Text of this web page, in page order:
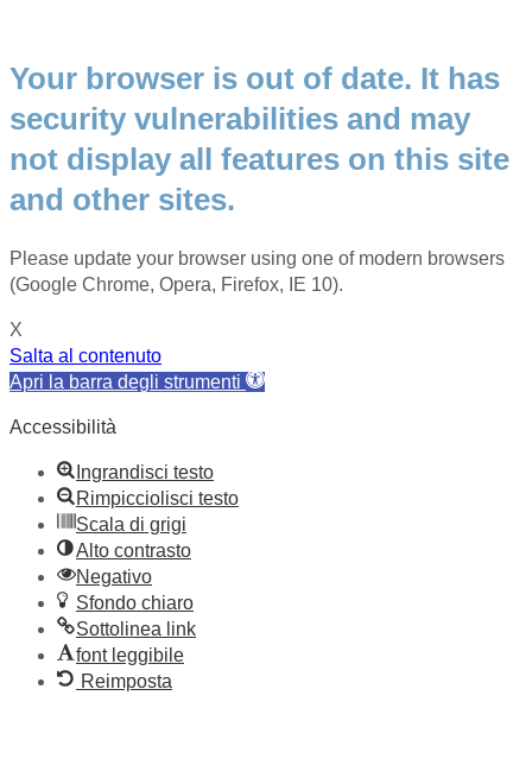
Your browser is out of date. It has
security vulnerabilities and may
not display all features on this site
and other sites.
Please update your browser using one of modern browsers
(Google Chrome, Opera, Firefox, IE 10).
X
Salta al contenuto
Apri la barra degli strumenti
Accessibilità
Ingrandisci testo
Rimpicciolisci testo
Scala di grigi
Alto contrasto
Negativo
Sfondo chiaro
Sottolinea link
font leggibile
Reimposta